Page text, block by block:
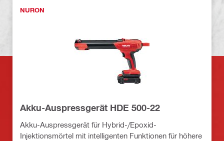
NURON
Akku-Auspressgerät HDE 500-22
Akku-Auspressgerät für Hybrid-/Epoxid-
Injektionsmörtel mit intelligenten Funktionen für höhere